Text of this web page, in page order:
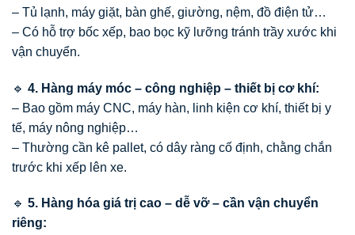
– Tủ lạnh, máy giặt, bàn ghế, giường, nệm, đồ điện tử…
– Có hỗ trợ bốc xếp, bao bọc kỹ lưỡng tránh trầy xước khi
vận chuyển.
🔹 4. Hàng máy móc – công nghiệp – thiết bị cơ khí:
– Bao gồm máy CNC, máy hàn, linh kiện cơ khí, thiết bị y
tế, máy nông nghiệp…
– Thường cần kê pallet, có dây ràng cố định, chằng chắn
trước khi xếp lên xe.
🔹 5. Hàng hóa giá trị cao – dễ vỡ – cần vận chuyển
riêng: